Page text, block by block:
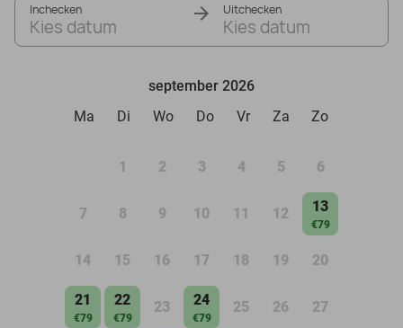
Inchecken
Kies datum
Uitchecken
Kies datum
september 2026
Ma
Di Wo Do Vr Za Zo
1 2 3 4 5 6
7 8 9 10 11 12 13
€79
14 15 16 17 18 19 20
21
€79
22
€79
23 24
€79
25 26 27